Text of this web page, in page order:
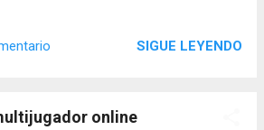
solo dando click derecho en ella y
ya que me gusta el refresco de cola
SIGUE LEYENDO
online